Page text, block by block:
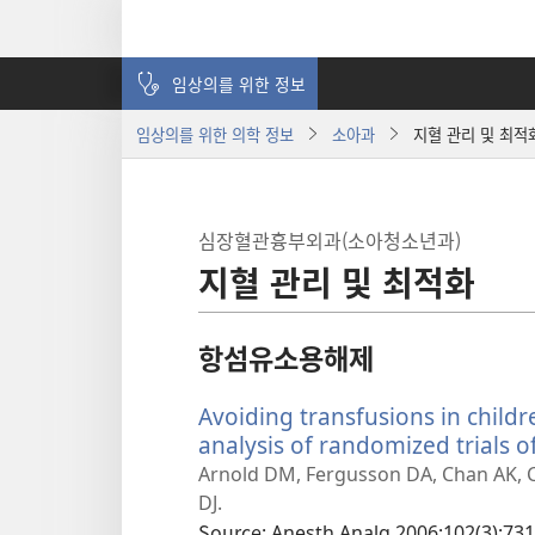
임상의를 위한 정보
임상의를 위한 의학 정보 소아과 지혈 관리 및 최적
심장혈관흉부외과(소아청소년과)
지혈 관리 및 최적화
항섬유소용해제
Avoiding transfusions in
analysis of randomized trials
Arnold DM, Fergusson DA, Chan AK,
DJ.